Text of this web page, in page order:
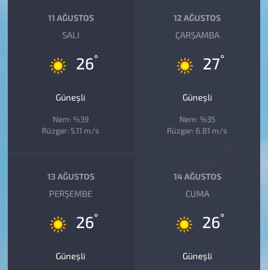
11 AĞUSTOS
SALI
26°
Güneşli
Nem: %39
Rüzgar: 5.11 m/s
12 AĞUSTOS
ÇARŞAMBA
27°
Güneşli
Nem: %35
Rüzgar: 6.81 m/s
13 AĞUSTOS
PERŞEMBE
26°
Güneşli
14 AĞUSTOS
CUMA
26°
Güneşli